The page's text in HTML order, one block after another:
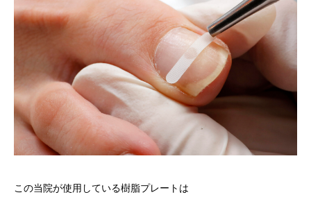
この当院が使用している樹脂プレートは